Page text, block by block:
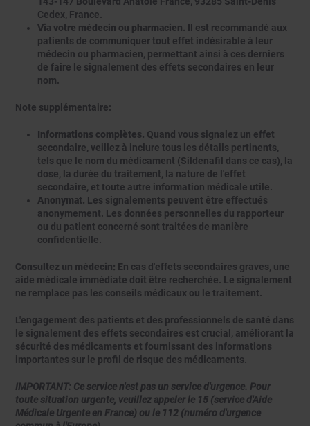
Cedex, France.
Via votre médecin ou pharmacien. Il est recommandé aux
patients de communiquer tout effet indésirable à leur
médecin ou pharmacien, permettant ainsi à ces derniers
de faire le signalement des effets secondaires en leur
nom.
Note supplémentaire:
Informations complètes. Quand vous signalez un effet
secondaire, veillez à inclure tous les détails pertinents,
tels que le nom du médicament (Sildenafil dans ce cas), la
dose, la durée du traitement, la nature de l'effet
secondaire, et toute autre information médicale utile.
Anonymat. Les signalements peuvent être effectués
anonymement. Les données personnelles du rapporteur
ou du patient concerné sont traitées de manière
confidentielle.
Consultez un médecin: En cas d'effets secondaires graves, une
aide médicale immédiate doit être recherchée. Le signalement
ne remplace pas les conseils médicaux ou le traitement.
L'engagement des patients et des professionnels de santé dans
le signalement des effets secondaires est crucial, améliorant la
sécurité des médicaments et fournissant des informations
importantes sur le profil de risque des médicaments.
IMPORTANT: Ce service n'est pas un service d'urgence. Pour
toute situation urgente, veuillez appeler le 15 (service d'Aide
Médicale Urgente en France) ou le 112 (numéro d'urgence